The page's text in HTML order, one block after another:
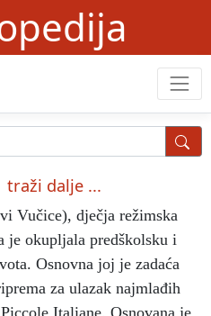
traži dalje ...
Vučice), dječja režimska
je okupljala predškolsku i
Osnovna joj je zadaća
za ulazak najmlađih
Italiane. Osnovana je